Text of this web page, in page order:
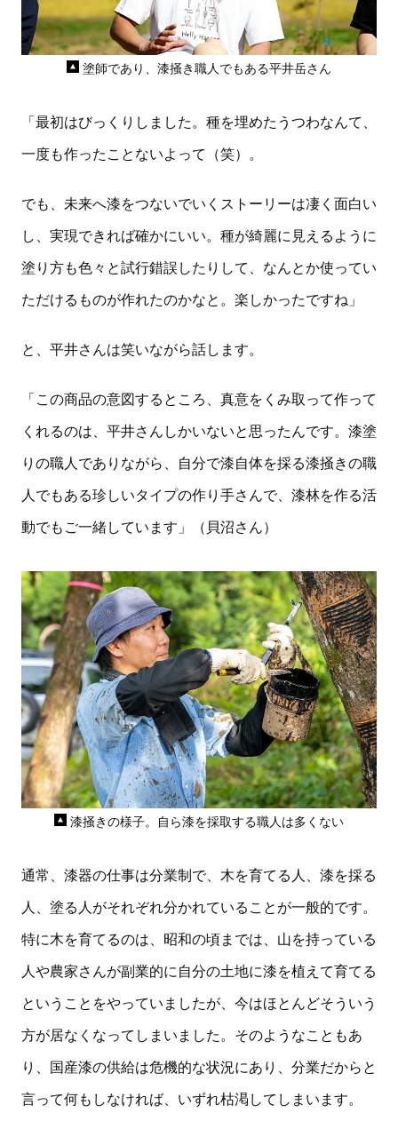
塗師であり、漆掻き職人でもある平井岳さん
「最初はびっくりしました。種を埋めたうつわなんて、
一度も作ったことないよって（笑）。
でも、未来へ漆をつないでいくストーリーは凄く面白い
し、実現できれば確かにいい。種が綺麗に見えるように
塗り方も色々と試行錯誤したりして、なんとか使ってい
ただけるものが作れたのかなと。楽しかったですね」
と、平井さんは笑いながら話します。
「この商品の意図するところ、真意をくみ取って作って
くれるのは、平井さんしかいないと思ったんです。漆塗
りの職人でありながら、自分で漆自体を採る漆掻きの職
人でもある珍しいタイプの作り手さんで、漆林を作る活
動でもご一緒しています」（貝沼さん）
漆掻きの様子。自ら漆を採取する職人は多くない
通常、漆器の仕事は分業制で、木を育てる人、漆を採る
人、塗る人がそれぞれ分かれていることが一般的です。
特に木を育てるのは、昭和の頃までは、山を持っている
人や農家さんが副業的に自分の土地に漆を植えて育てる
ということをやっていましたが、今はほとんどそういう
方が居なくなってしまいました。そのようなこともあ
り、国産漆の供給は危機的な状況にあり、分業だからと
言って何もしなければ、いずれ枯渇してしまいます。